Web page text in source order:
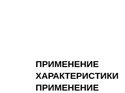
ПРИМЕНЕНИЕ
ХАРАКТЕРИСТИКИ
ПРИМЕНЕНИЕ